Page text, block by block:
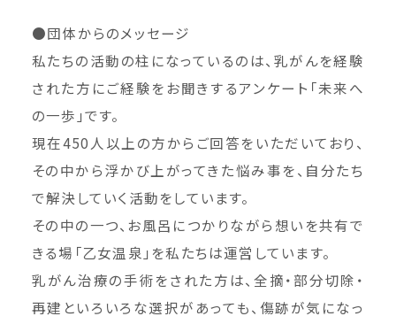
●団体からのメッセージ
私たちの活動の柱になっているのは、乳がんを経験
された方にご経験をお聞きするアンケート「未来へ
の一歩」です。
現在450人以上の方からご回答をいただいており、
その中から浮かび上がってきた悩み事を、自分たち
で解決していく活動をしています。
その中の一つ、お風呂につかりながら想いを共有で
きる場「乙女温泉」を私たちは運営しています。
乳がん治療の手術をされた方は、全摘・部分切除・
再建といろいろな選択があっても、傷跡が気になっ